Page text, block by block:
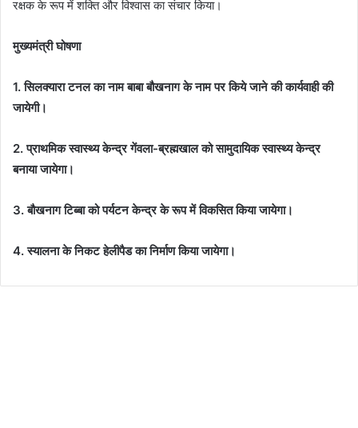
रक्षक के रूप में शक्ति और विश्वास का संचार किया।
मुख्यमंत्री घोषणा
1. सिलक्यारा टनल का नाम बाबा बौखनाग के नाम पर किये जाने की कार्यवाही की
जायेगी।
2. प्राथमिक स्वास्थ्य केन्द्र गेंवला-ब्रह्मखाल को सामुदायिक स्वास्थ्य केन्द्र
बनाया जायेगा।
3. बौखनाग टिब्बा को पर्यटन केन्द्र के रूप में विकसित किया जायेगा।
4. स्यालना के निकट हेलीपैड का निर्माण किया जायेगा।